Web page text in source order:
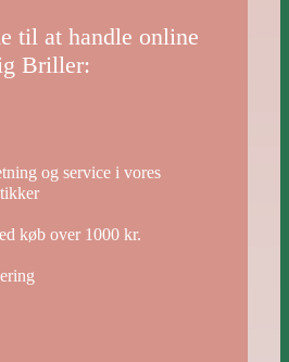
til at handle online
Briller:
og service i vores
køb over 1000 kr.